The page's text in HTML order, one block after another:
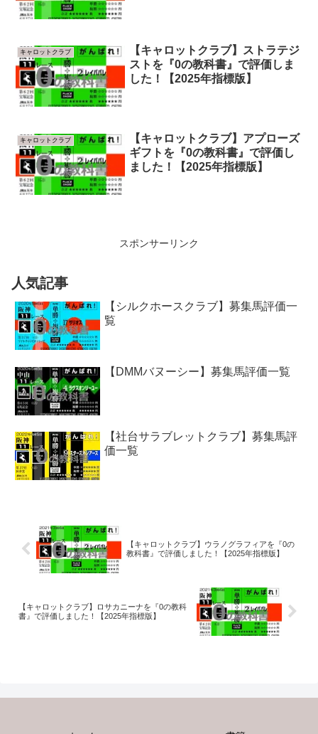
キャロットクラブ
【キャロットクラブ】ストラテジ
ストを『0の教科書』で評価しま
した！【2025年指標版】
キャロットクラブ
【キャロットクラブ】アプローズ
ギフトを『0の教科書』で評価し
ました！【2025年指標版】
スポンサーリンク
人気記事
【シルクホースクラブ】募集馬評価一
覧
【DMMバヌーシー】募集馬評価一覧
【社台サラブレットクラブ】募集馬評
価一覧
【キャロットクラブ】ウラノグラフィアを『0の
教科書』で評価しました！【2025年指標版】
【キャロットクラブ】ロサカニーナを『0の教科
書』で評価しました！【2025年指標版】